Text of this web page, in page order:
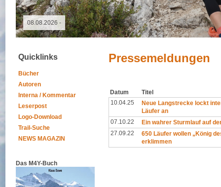
09.05.2026 - GutsMuths-Rennsteiglauf
Quicklinks
Bücher
Autoren
Interna / Kommentar
Leserpost
Logo-Download
Trail-Suche
NEWS MAGAZIN
Das M4Y-Buch
Pressemeldungen
Datum
Titel
10.04.25
Neue Langstrecke lockt
Läufer an
07.10.22
Ein wahrer Sturmlauf auf
27.09.22
650 Läufer wollen „König
erklimmen